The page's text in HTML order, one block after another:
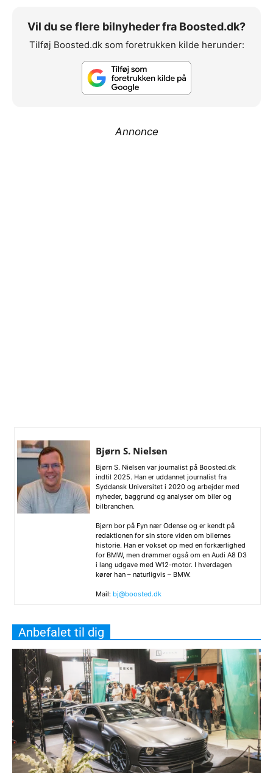
Vil du se flere bilnyheder fra Boosted.dk?
Tilføj Boosted.dk som foretrukken kilde herunder:
Annonce
Bjørn S. Nielsen
Bjørn S. Nielsen var journalist på Boosted.dk
indtil 2025. Han er uddannet journalist fra
Syddansk Universitet i 2020 og arbejder med
nyheder, baggrund og analyser om biler og
bilbranchen.
Bjørn bor på Fyn nær Odense og er kendt på
redaktionen for sin store viden om bilernes
historie. Han er vokset op med en forkærlighed
for BMW, men drømmer også om en Audi A8 D3
i lang udgave med W12-motor. I hverdagen
kører han – naturligvis – BMW.
Mail: bj@boosted.dk